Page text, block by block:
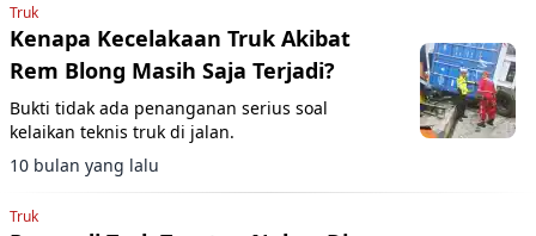
Truk
Kenapa Kecelakaan Truk Akibat
Rem Blong Masih Saja Terjadi?
Bukti tidak ada penanganan serius soal
kelaikan teknis truk di jalan.
10 bulan yang lalu
Truk